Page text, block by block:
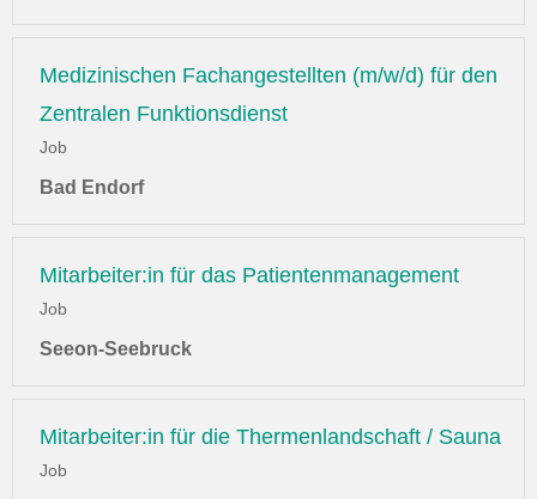
Medizinischen Fachangestellten (m/w/d) für den
Zentralen Funktionsdienst
Job
Bad Endorf
Mitarbeiter:in für das Patientenmanagement
Job
Seeon-Seebruck
Mitarbeiter:in für die Thermenlandschaft / Sauna
Job